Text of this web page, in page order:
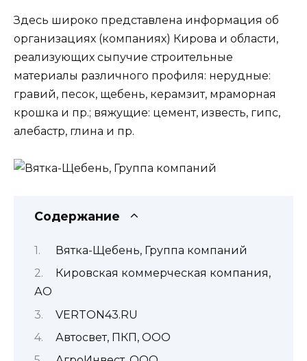
Здесь широко представлена информация об
организациях (компаниях) Кирова и области,
реализующих сыпучие строительные
материалы различного профиля: нерудные:
гравий, песок, щебень, керамзит, мраморная
крошка и пр.; вяжущие: цемент, известь, гипс,
алебастр, глина и пр.
Содержание
Вятка-Щебень, Группа компаний
Кировская коммерческая компания,
АО
VERTON43.RU
Автосвет, ПКП, ООО